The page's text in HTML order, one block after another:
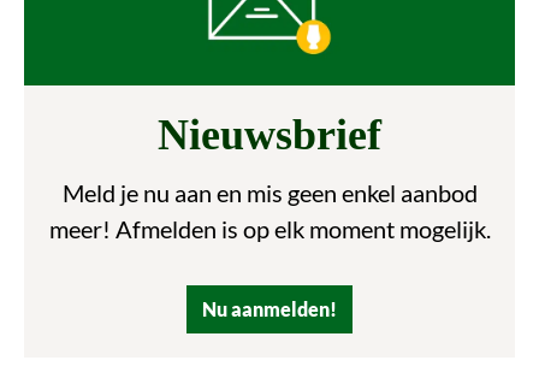
Nieuwsbrief
Meld je nu aan en mis geen enkel aanbod
meer! Afmelden is op elk moment mogelijk.
Nu aanmelden!